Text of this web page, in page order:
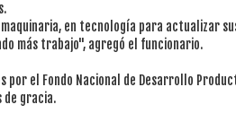
maquinaria, en tecnología para actualizar
más trabajo", agregó el funcionario.
por el Fondo Nacional de Desarrollo
de gracia.